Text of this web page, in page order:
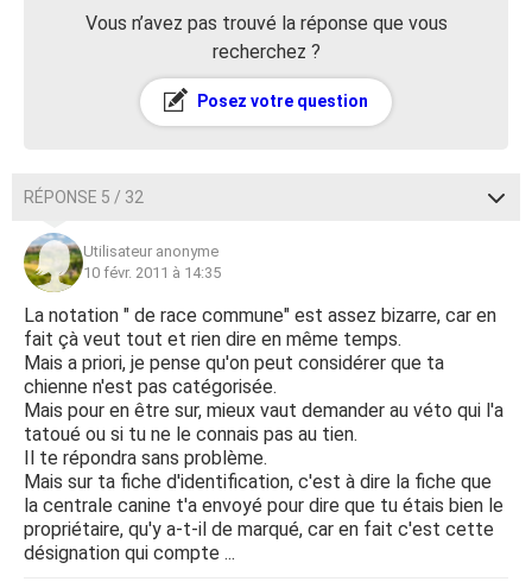
Vous n’avez pas trouvé la réponse que vous
recherchez ?
Posez votre question
RÉPONSE 5 / 32
Utilisateur anonyme
10 févr. 2011 à 14:35
La notation " de race commune" est assez bizarre, car en
fait çà veut tout et rien dire en même temps.
Mais a priori, je pense qu'on peut considérer que ta
chienne n'est pas catégorisée.
Mais pour en être sur, mieux vaut demander au véto qui l'a
tatoué ou si tu ne le connais pas au tien.
Il te répondra sans problème.
Mais sur ta fiche d'identification, c'est à dire la fiche que
la centrale canine t'a envoyé pour dire que tu étais bien le
propriétaire, qu'y a-t-il de marqué, car en fait c'est cette
désignation qui compte ...